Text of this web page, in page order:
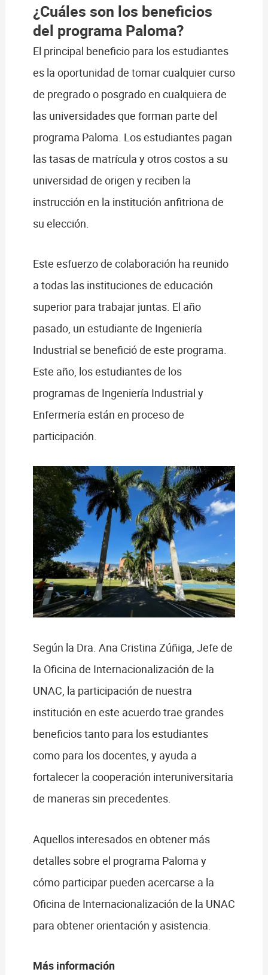
¿Cuáles son los beneficios
del programa Paloma?
El principal beneficio para los estudiantes
es la oportunidad de tomar cualquier curso
de pregrado o posgrado en cualquiera de
las universidades que forman parte del
programa Paloma. Los estudiantes pagan
las tasas de matrícula y otros costos a su
universidad de origen y reciben la
instrucción en la institución anfitriona de
su elección.
Este esfuerzo de colaboración ha reunido
a todas las instituciones de educación
superior para trabajar juntas. El año
pasado, un estudiante de Ingeniería
Industrial se benefició de este programa.
Este año, los estudiantes de los
programas de Ingeniería Industrial y
Enfermería están en proceso de
participación.
Según la Dra. Ana Cristina Zúñiga, Jefe de
la Oficina de Internacionalización de la
UNAC, la participación de nuestra
institución en este acuerdo trae grandes
beneficios tanto para los estudiantes
como para los docentes, y ayuda a
fortalecer la cooperación interuniversitaria
de maneras sin precedentes.
Aquellos interesados en obtener más
detalles sobre el programa Paloma y
cómo participar pueden acercarse a la
Oficina de Internacionalización de la UNAC
para obtener orientación y asistencia.
Más información